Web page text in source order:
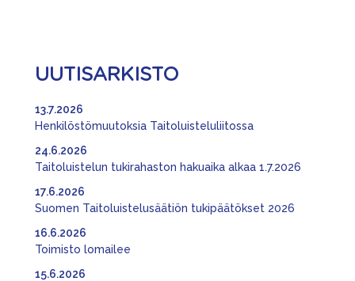
UUTISARKISTO
Henkilöstömuutoksia Taitoluisteluliitossa
13.7.2026
Taitoluistelun tukirahaston hakuaika alkaa 1.7.2026
24.6.2026
Suomen Taitoluistelusäätiön tukipäätökset 2026
17.6.2026
Toimisto lomailee
16.6.2026
15.6.2026